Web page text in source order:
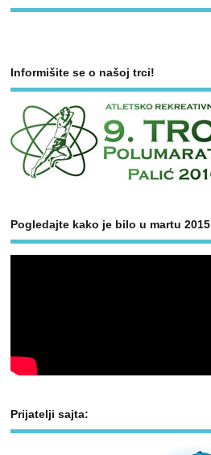
Informišite se o našoj trci!
Pogledajte kako je bilo u martu 2015
Prijatelji sajta: